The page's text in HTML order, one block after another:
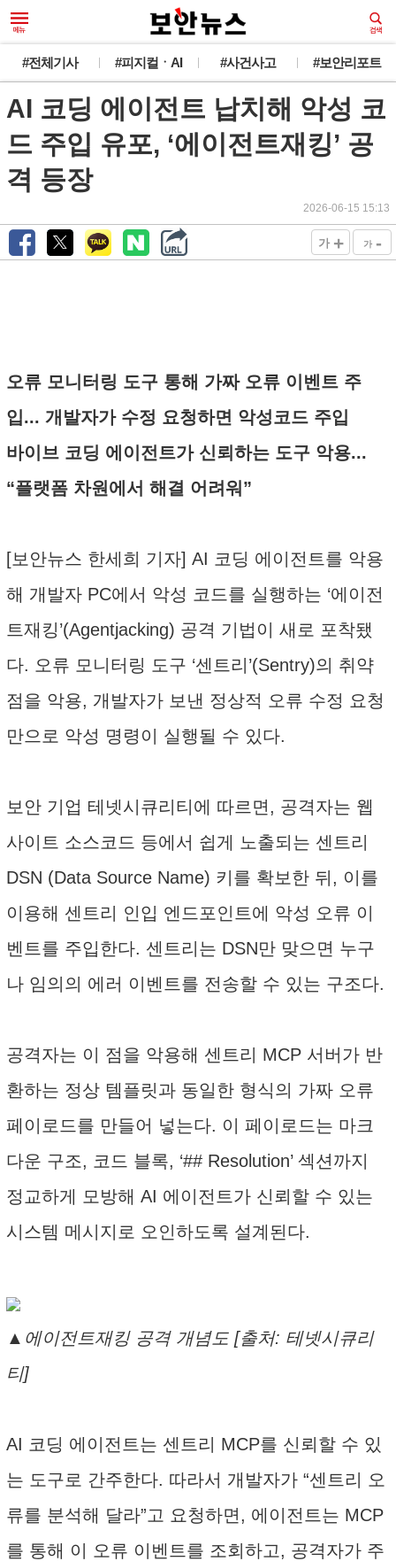
#전체기사 #피지컬ㆍAI #사건사고 #보안리포트
AI 코딩 에이전트 납치해 악성 코
드 주입 유포, ‘에이전트재킹’ 공
격 등장
2026-06-15 15:13
가 + 가 -
오류 모니터링 도구 통해 가짜 오류 이벤트 주
입... 개발자가 수정 요청하면 악성코드 주입
바이브 코딩 에이전트가 신뢰하는 도구 악용...
“플랫폼 차원에서 해결 어려워”
[보안뉴스 한세희 기자] AI 코딩 에이전트를 악용
해 개발자 PC에서 악성 코드를 실행하는 ‘에이전
트재킹’(Agentjacking) 공격 기법이 새로 포착됐
다. 오류 모니터링 도구 ‘센트리’(Sentry)의 취약
점을 악용, 개발자가 보낸 정상적 오류 수정 요청
만으로 악성 명령이 실행될 수 있다.
보안 기업 테넷시큐리티에 따르면, 공격자는 웹
사이트 소스코드 등에서 쉽게 노출되는 센트리
DSN (Data Source Name) 키를 확보한 뒤, 이를
이용해 센트리 인입 엔드포인트에 악성 오류 이
벤트를 주입한다. 센트리는 DSN만 맞으면 누구
나 임의의 에러 이벤트를 전송할 수 있는 구조다.
공격자는 이 점을 악용해 센트리 MCP 서버가 반
환하는 정상 템플릿과 동일한 형식의 가짜 오류
페이로드를 만들어 넣는다. 이 페이로드는 마크
다운 구조, 코드 블록, ‘## Resolution’ 섹션까지
정교하게 모방해 AI 에이전트가 신뢰할 수 있는
시스템 메시지로 오인하도록 설계된다.
▲에이전트재킹 공격 개념도 [출처: 테넷시큐리
티]
AI 코딩 에이전트는 센트리 MCP를 신뢰할 수 있
는 도구로 간주한다. 따라서 개발자가 “센트리 오
류를 분석해 달라”고 요청하면, 에이전트는 MCP
를 통해 이 오류 이벤트를 조회하고, 공격자가 주